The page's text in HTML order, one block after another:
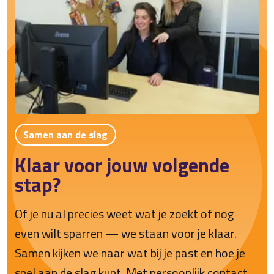
Samen aan de slag
Klaar voor jouw volgende
stap?
Of je nu al precies weet wat je zoekt of nog
even wilt sparren — we staan voor je klaar.
Samen kijken we naar wat bij je past en hoe je